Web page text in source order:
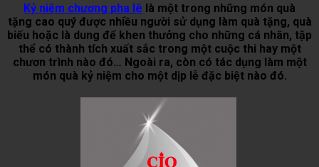
Kỷ niệm chương pha lê là một trong những món quà
tặng cao quý được nhiều người sử dụng làm quà tặng, quà
biếu hoặc là dung để khen thưởng cho những cá nhân, tập
thể có thành tích xuất sắc trong một cuộc thi hay một
chươn trình nào đó… Ngoài ra, còn có tác dụng làm một
món quà kỷ niệm cho một dịp lễ đặc biệt nào đó.